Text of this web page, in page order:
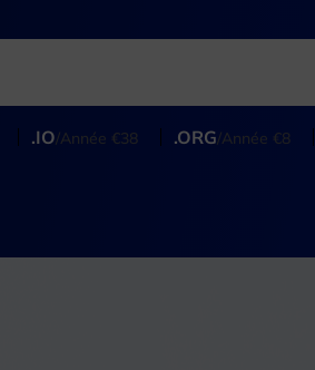
.IO/Année €38 .ORG/Année €8